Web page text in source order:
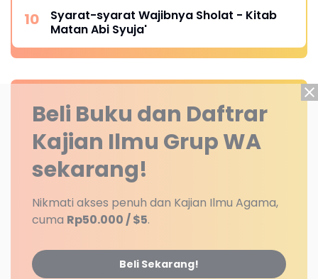
Syarat-syarat Wajibnya Sholat - Kitab
Matan Abi Syuja'
Beli Buku dan Daftrar
Kajian Ilmu Grup WA
sekarang!
Nikmati akses penuh dan Kajian Ilmu Agama,
cuma Rp50.000 / $5.
Beli Sekarang!